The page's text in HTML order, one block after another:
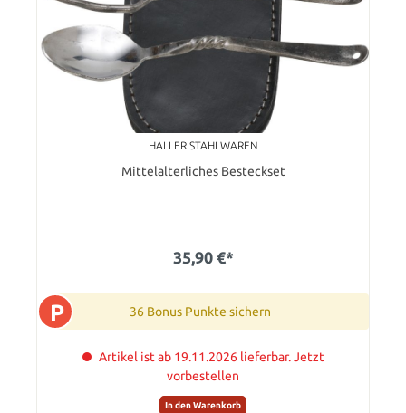
HALLER STAHLWAREN
Mittelalterliches Besteckset
35,90 €*
P 36 Bonus Punkte sichern
Artikel ist ab 19.11.2026 lieferbar. Jetzt
vorbestellen
In den Warenkorb